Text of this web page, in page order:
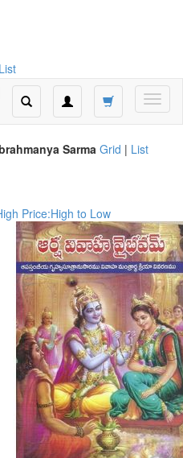
Sarma Grid | List
Price:High to Low